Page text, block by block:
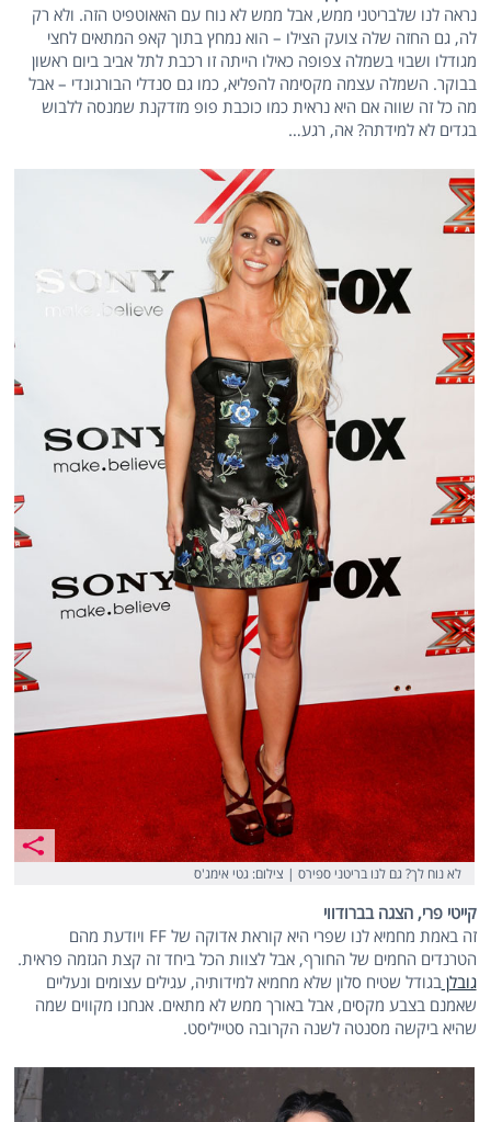
נראה לנו שלבריטני ממש, אבל ממש לא נוח עם האאוטפיט הזה. ולא רק
לה, גם החזה שלה צועק הצילו – הוא נמחץ בתוך קאפ המתאים לחצי
מגודלו ושבוי בשמלה צפופה כאילו הייתה זו רכבת לתל אביב ביום ראשון
בבוקר. השמלה עצמה מקסימה להפליא, כמו גם סנדלי הבורגונדי – אבל
מה כל זה שווה אם היא נראית כמו כוכבת פופ מזדקנת שמנסה ללבוש
בגדים לא למידתה? אה, רגע…
לא נוח לך? גם לנו בריטני ספירס | צילום: גטי אימג'ס
קייטי פרי, הצגה בברודווי
זה באמת מחמיא לנו שפרי היא קוראת אדוקה של FF ויודעת מהם
הטרנדים החמים של החורף, אבל לצוות הכל ביחד זה קצת הגזמה פראית.
גובלןבגודל שטיח סלון שלא מחמיא למידותיה, עגילים עצומים ונעליים
שאמנם בצבע מקסים, אבל באורך ממש לא מתאים. אנחנו מקווים שמה
שהיא ביקשה מסנטה לשנה הקרובה סטייליסט.